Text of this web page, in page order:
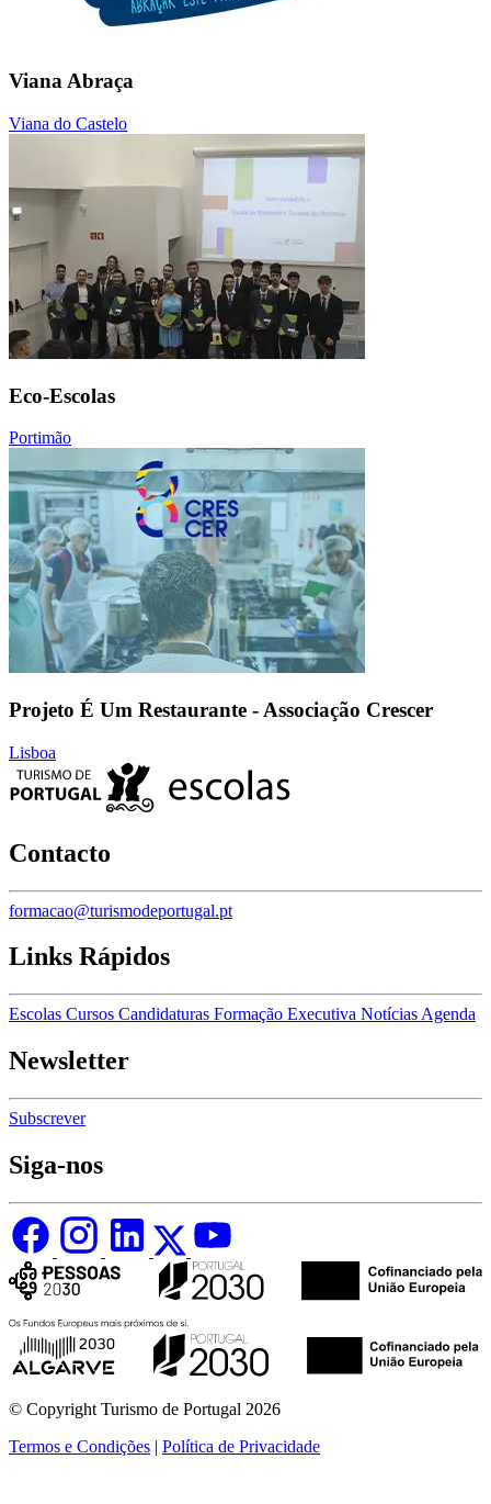
Viana Abraça
Viana do Castelo
Eco-Escolas
Portimão
Projeto É Um Restaurante - Associação Crescer
Lisboa
Contacto
formacao@turismodeportugal.pt
Links Rápidos
Escolas Cursos Candidaturas Formação Executiva Notícias Agenda
Newsletter
Subscrever
Siga-nos
© Copyright Turismo de Portugal 2026
Termos e Condições | Política de Privacidade